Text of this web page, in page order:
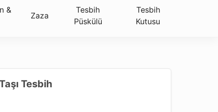
&
Zaza
Tesbih
Püskülü
Tesbih
Kutusu
Tesbih